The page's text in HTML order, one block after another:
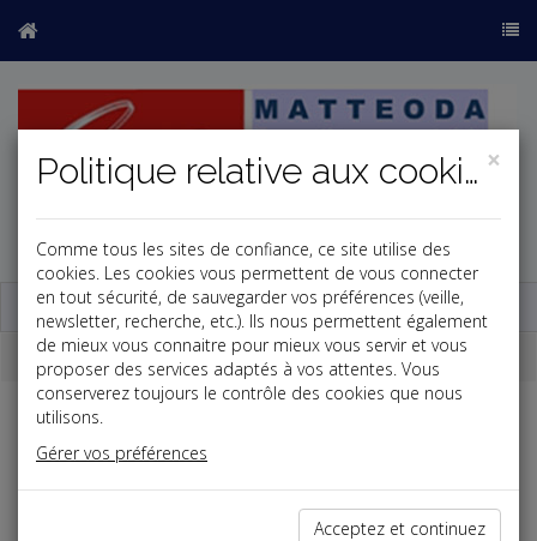
Base documentaire
Newsletter
Newsletter du 20/07/2026
Flashs
×
Politique relative aux cookies
Comme tous les sites de confiance, ce site utilise des
cookies. Les cookies vous permettent de vous connecter
en tout sécurité, de sauvegarder vos préférences (veille,
newsletter, recherche, etc.). Ils nous permettent également
de mieux vous connaitre pour mieux vous servir et vous
proposer des services adaptés à vos attentes. Vous
conserverez toujours le contrôle des cookies que nous
utilisons.
Gérer vos préférences
Acceptez et continuez